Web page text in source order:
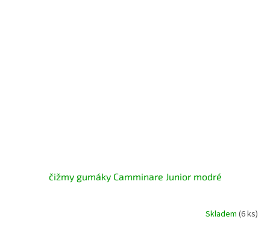
čižmy gumáky Camminare Junior modré
Skladem (6 ks)